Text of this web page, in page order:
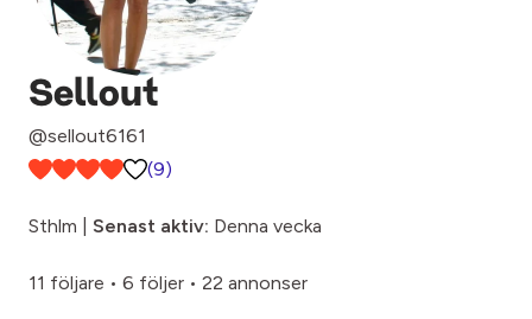
Sellout
@sellout6161
(9)
Sthlm | Senast aktiv: Denna vecka
11 följare • 6 följer • 22 annonser